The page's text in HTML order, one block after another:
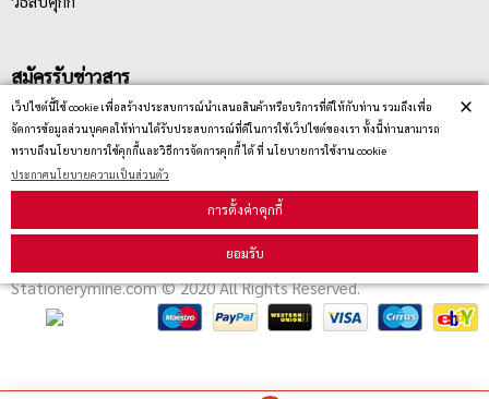
เว็ปไซต์นี้ใช้ cookie เพื่อสร้างประสบการณ์นำเสนอสินค้าหรือบริการที่ดีให้กับท่าน รวมถึงเพื่อ
จัดการข้อมูลส่วนบุคคลให้ท่านได้รับประสบการณ์ที่ดีในการใช้เว็ปไซต์ของเรา ทั้งนี้ท่านสามารถ
ทราบถึงนโยบายการใช้คุกกี้และวิธีการจัดการคุกกี้ ได้ ที่ นโยบายการใช้งาน cookie
ประกาศนโยบายความเป็นส่วนตัว
การตั้งค่าคุกกี้
ยอมรับ
×
สมัครรับข่าวสาร
รับข่าวสาร
Stationerymine.com © 2020 All Rights Reserved.